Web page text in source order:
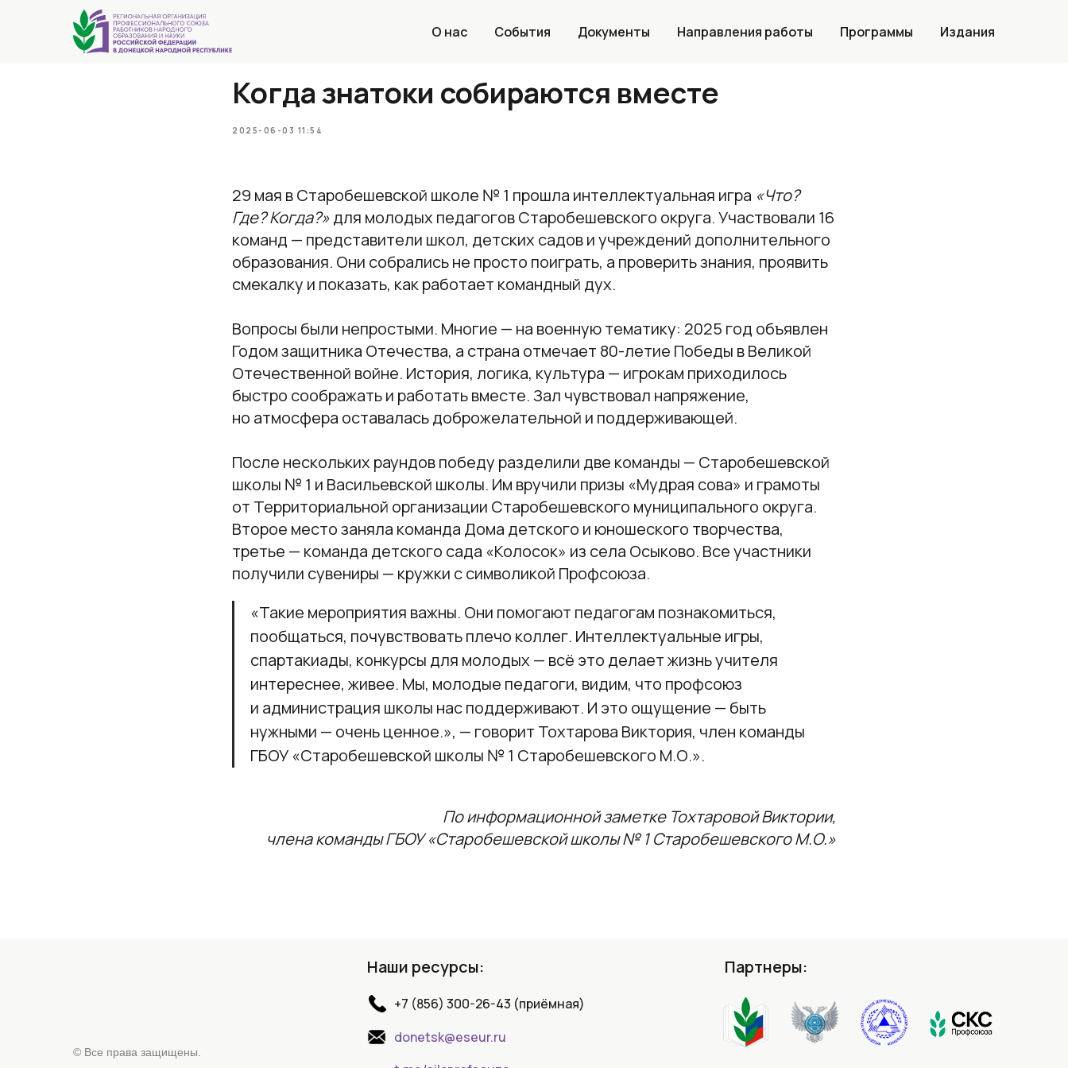
О нас События Документы Направления работы Программы Издания
Когда знатоки собираются вместе
2025-06-03 11:54
29 мая в Старобешевской школе № 1 прошла интеллектуальная игра «Что?
Где? Когда?»для молодых педагогов Старобешевского округа. Участвовали 16
команд — представители школ, детских садов и учреждений дополнительного
образования. Они собрались не просто поиграть, а проверить знания, проявить
смекалку и показать, как работает командный дух.
Вопросы были непростыми. Многие — на военную тематику: 2025 год объявлен
Годом защитника Отечества, а страна отмечает 80-летие Победы в Великой
Отечественной войне. История, логика, культура — игрокам приходилось
быстро соображать и работать вместе. Зал чувствовал напряжение,
но атмосфера оставалась доброжелательной и поддерживающей.
После нескольких раундов победу разделили две команды — Старобешевской
школы № 1 и Васильевской школы. Им вручили призы «Мудрая сова» и грамоты
от Территориальной организации Старобешевского муниципального округа.
Второе место заняла команда Дома детского и юношеского творчества,
третье — команда детского сада «Колосок» из села Осыково. Все участники
получили сувениры — кружки с символикой Профсоюза.
«Такие мероприятия важны. Они помогают педагогам познакомиться,
пообщаться, почувствовать плечо коллег. Интеллектуальные игры,
спартакиады, конкурсы для молодых — всё это делает жизнь учителя
интереснее, живее. Мы, молодые педагоги, видим, что профсоюз
и администрация школы нас поддерживают. И это ощущение — быть
нужными — очень ценное.», — говорит Тохтарова Виктория, член команды
ГБОУ «Старобешевской школы № 1 Старобешевского М.О.».
По информационной заметке Тохтаровой Виктории,
члена команды ГБОУ «Старобешевской школы № 1 Старобешевского М.О.»
© Все права защищены.
Наши ресурсы:
+7 (856) 300-26-43 (приёмная)
donetsk@eseur.ru
Партнеры: